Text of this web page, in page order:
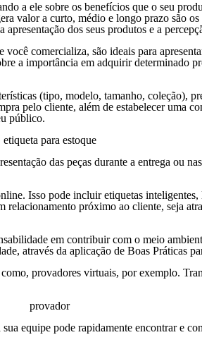
a ele sobre os benefícios que o seu
valor a curto, médio e longo prazo são
dos seus produtos e a
comercializa, são ideais para
a importância em adquirir determinado
(tipo, modelo, tamanho, coleção),
pelo cliente, além de estabelecer uma
público.
das peças durante a entrega ou
Isso pode incluir etiquetas
próximo ao cliente, seja
em contribuir com o meio
através da aplicação de Boas Práticas
provadores virtuais, por exemplo.
equipe pode rapidamente encontrar e